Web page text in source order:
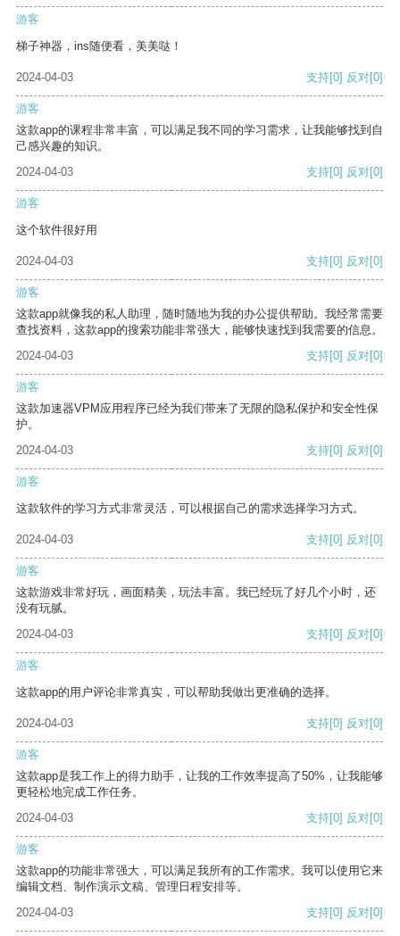
游客
梯子神器，ins随便看，美美哒！
2024-04-03 支持[0] 反对[0]
游客
这款app的课程非常丰富，可以满足我不同的学习需求，让我能够找到自
己感兴趣的知识。
2024-04-03
支持[0] 反对[0]
游客
这个软件很好用
2024-04-03 支持[0] 反对[0]
游客
这款app就像我的私人助理，随时随地为我的办公提供帮助。我经常需要
查找资料，这款app的搜索功能非常强大，能够快速找到我需要的信息。
2024-04-03
支持[0] 反对[0]
游客
这款加速器VPM应用程序已经为我们带来了无限的隐私保护和安全性保
护。
2024-04-03
支持[0] 反对[0]
游客
这款软件的学习方式非常灵活，可以根据自己的需求选择学习方式。
2024-04-03 支持[0] 反对[0]
游客
这款游戏非常好玩，画面精美，玩法丰富。我已经玩了好几个小时，还
没有玩腻。
2024-04-03
支持[0] 反对[0]
游客
这款app的用户评论非常真实，可以帮助我做出更准确的选择。
2024-04-03 支持[0] 反对[0]
游客
这款app是我工作上的得力助手，让我的工作效率提高了50%，让我能够
更轻松地完成工作任务。
2024-04-03
支持[0] 反对[0]
游客
这款app的功能非常强大，可以满足我所有的工作需求。我可以使用它来
编辑文档、制作演示文稿、管理日程安排等。
2024-04-03
支持[0] 反对[0]